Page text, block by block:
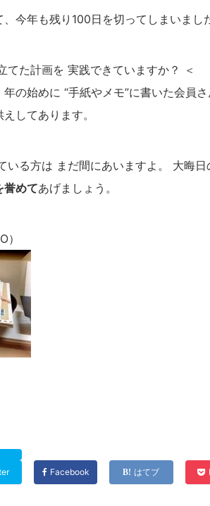
今年も残り100日を切ってしまいまし
てた計画を 実践できていますか？ ＜
年の始めに “手紙やメモ”に書いた会員
してあります。
いる方は まだ間にあいますよ。 大晦
誉めてあげましょう。
Facebook はてブ